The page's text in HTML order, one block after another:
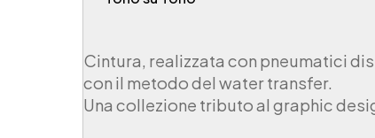
Cintura, realizzata con pneumatici
con il metodo del water transfer.
Una collezione tributo al graphic